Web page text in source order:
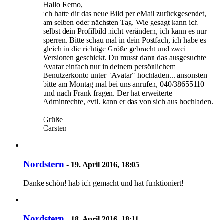
Hallo Remo,
ich hatte dir das neue Bild per eMail zurückgesendet,
am selben oder nächsten Tag. Wie gesagt kann ich
selbst dein Profilbild nicht verändern, ich kann es nur
sperren. Bitte schau mal in dein Postfach, ich habe es
gleich in die richtige Größe gebracht und zwei
Versionen geschickt. Du musst dann das ausgesuchte
Avatar einfach nur in deinem persönlichem
Benutzerkonto unter "Avatar" hochladen... ansonsten
bitte am Montag mal bei uns anrufen, 040/38655110
und nach Frank fragen. Der hat erweiterte
Adminrechte, evtl. kann er das von sich aus hochladen.
Grüße
Carsten
Nordstern - 19. April 2016, 18:05
Danke schön! hab ich gemacht und hat funktioniert!